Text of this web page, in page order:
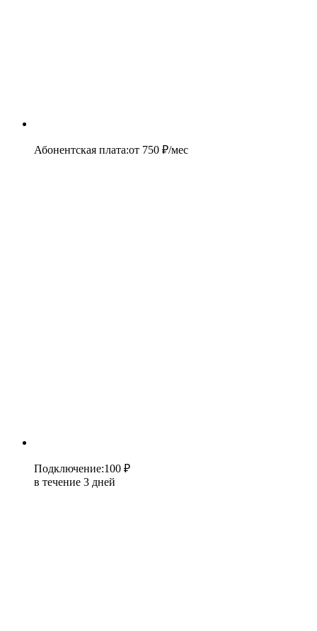
Абонентская плата:от 750 ₽/мес
Подключение:100 ₽
в течение 3 дней